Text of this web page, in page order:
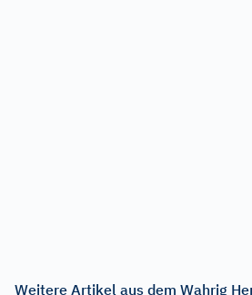
Weitere Artikel aus dem Wahrig